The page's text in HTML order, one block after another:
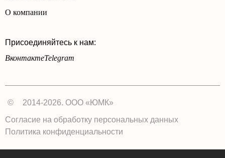
О компании
Присоединяйтесь к нам:
ВконтактеTelegram
©
2014-2026. ООО «ЮМК»
Согласие на обработку персональных данных
Политика конфиденциальности